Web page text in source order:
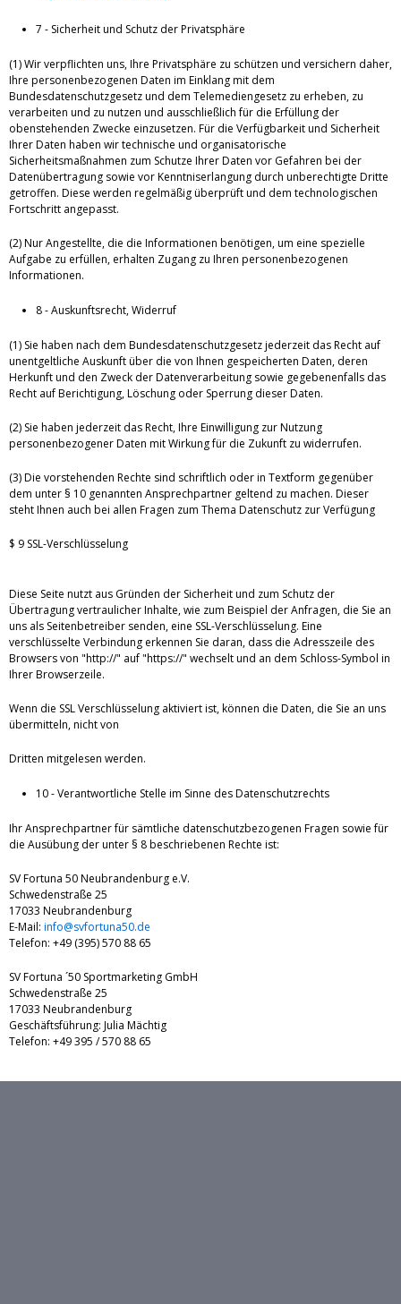
7 - Sicherheit und Schutz der Privatsphäre
(1) Wir verpflichten uns, Ihre Privatsphäre zu schützen und versichern daher,
Ihre personenbezogenen Daten im Einklang mit dem
Bundesdatenschutzgesetz und dem Telemediengesetz zu erheben, zu
verarbeiten und zu nutzen und ausschließlich für die Erfüllung der
obenstehenden Zwecke einzusetzen. Für die Verfügbarkeit und Sicherheit
Ihrer Daten haben wir technische und organisatorische
Sicherheitsmaßnahmen zum Schutze Ihrer Daten vor Gefahren bei der
Datenübertragung sowie vor Kenntniserlangung durch unberechtigte Dritte
getroffen. Diese werden regelmäßig überprüft und dem technologischen
Fortschritt angepasst.
(2) Nur Angestellte, die die Informationen benötigen, um eine spezielle
Aufgabe zu erfüllen, erhalten Zugang zu Ihren personenbezogenen
Informationen.
8 - Auskunftsrecht, Widerruf
(1) Sie haben nach dem Bundesdatenschutzgesetz jederzeit das Recht auf
unentgeltliche Auskunft über die von Ihnen gespeicherten Daten, deren
Herkunft und den Zweck der Datenverarbeitung sowie gegebenenfalls das
Recht auf Berichtigung, Löschung oder Sperrung dieser Daten.
(2) Sie haben jederzeit das Recht, Ihre Einwilligung zur Nutzung
personenbezogener Daten mit Wirkung für die Zukunft zu widerrufen.
(3) Die vorstehenden Rechte sind schriftlich oder in Textform gegenüber
dem unter § 10 genannten Ansprechpartner geltend zu machen. Dieser
steht Ihnen auch bei allen Fragen zum Thema Datenschutz zur Verfügung
$ 9 SSL-Verschlüsselung
Diese Seite nutzt aus Gründen der Sicherheit und zum Schutz der
Übertragung vertraulicher Inhalte, wie zum Beispiel der Anfragen, die Sie an
uns als Seitenbetreiber senden, eine SSL-Verschlüsselung. Eine
verschlüsselte Verbindung erkennen Sie daran, dass die Adresszeile des
Browsers von "http://" auf "https://" wechselt und an dem Schloss-Symbol in
Ihrer Browserzeile.
Wenn die SSL Verschlüsselung aktiviert ist, können die Daten, die Sie an uns
übermitteln, nicht von
Dritten mitgelesen werden.
10 - Verantwortliche Stelle im Sinne des Datenschutzrechts
Ihr Ansprechpartner für sämtliche datenschutzbezogenen Fragen sowie für
die Ausübung der unter § 8 beschriebenen Rechte ist:
SV Fortuna 50 Neubrandenburg e.V.
Schwedenstraße 25
17033 Neubrandenburg
E-Mail: info@svfortuna50.de
Telefon: +49 (395) 570 88 65
SV Fortuna ´50 Sportmarketing GmbH
Schwedenstraße 25
17033 Neubrandenburg
Geschäftsführung: Julia Mächtig
Telefon: +49 395 / 570 88 65